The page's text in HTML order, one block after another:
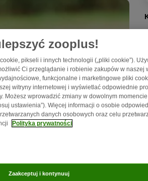
zooplus!
pikseli i innych technologii („pliki cookie”).
Ci przeglądanie i robienie zakupów w naszej
funkcjonalne i marketingowe pliki
witryny internetowej i wyświetlać odpowiednie
Możesz wprowadzić zmiany w dowolnym
ustawienia”). Więcej informacji o osobie
danych osobowych oraz celu
Polityka prywatności
Zaakceptuj i kontynuuj